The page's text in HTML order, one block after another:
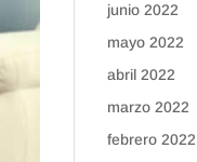
junio 2022
mayo 2022
abril 2022
marzo 2022
febrero 2022